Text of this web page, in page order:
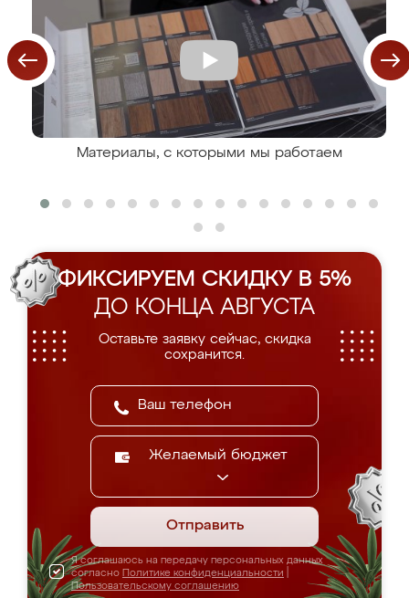
Материалы, с которыми мы работаем
ФИКСИРУЕМ СКИДКУ В 5%
ДО КОНЦА АВГУСТА
Оставьте заявку сейчас, скидка
сохранится.
Желаемый бюджет
Отправить
Я соглашаюсь на передачу персональных данных
согласно Политике конфиденциальности
Пользовательскому соглашению